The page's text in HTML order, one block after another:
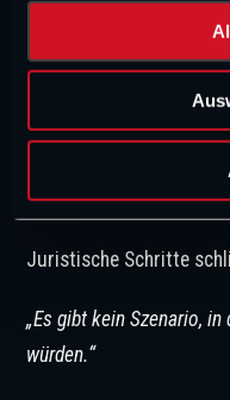
Wolff versucht, den
„Der Gewinn liegt nur bei
Gleichzeitig räumt er
Anpassung strukturell
der eigentliche
Juristische Schritte
„Es gibt kein Szenario,
würden.“